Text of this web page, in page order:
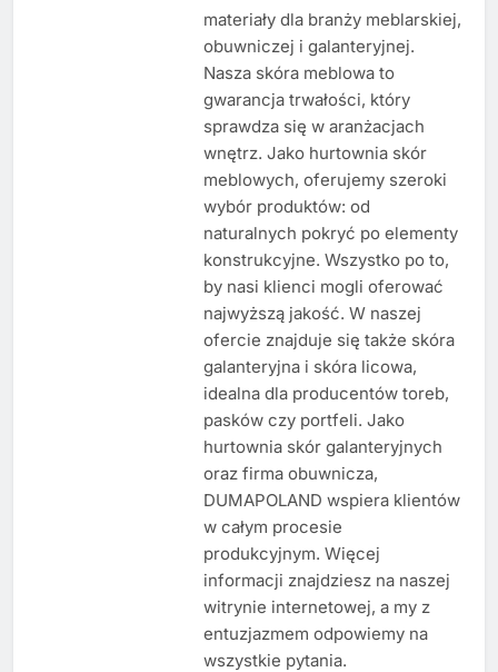
materiały dla branży meblarskiej,
obuwniczej i galanteryjnej.
Nasza skóra meblowa to
gwarancja trwałości, który
sprawdza się w aranżacjach
wnętrz. Jako hurtownia skór
meblowych, oferujemy szeroki
wybór produktów: od
naturalnych pokryć po elementy
konstrukcyjne. Wszystko po to,
by nasi klienci mogli oferować
najwyższą jakość. W naszej
ofercie znajduje się także skóra
galanteryjna i skóra licowa,
idealna dla producentów toreb,
pasków czy portfeli. Jako
hurtownia skór galanteryjnych
oraz firma obuwnicza,
DUMAPOLAND wspiera klientów
w całym procesie
produkcyjnym. Więcej
informacji znajdziesz na naszej
witrynie internetowej, a my z
entuzjazmem odpowiemy na
wszystkie pytania.